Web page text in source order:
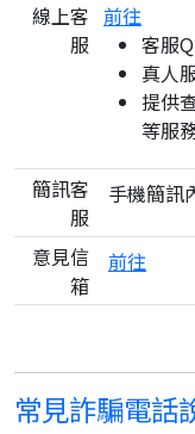
線上客
服
前往
客服
真人
提供
等服
簡訊客
服
手機簡訊
意見信
箱
前往
常見詐騙電話